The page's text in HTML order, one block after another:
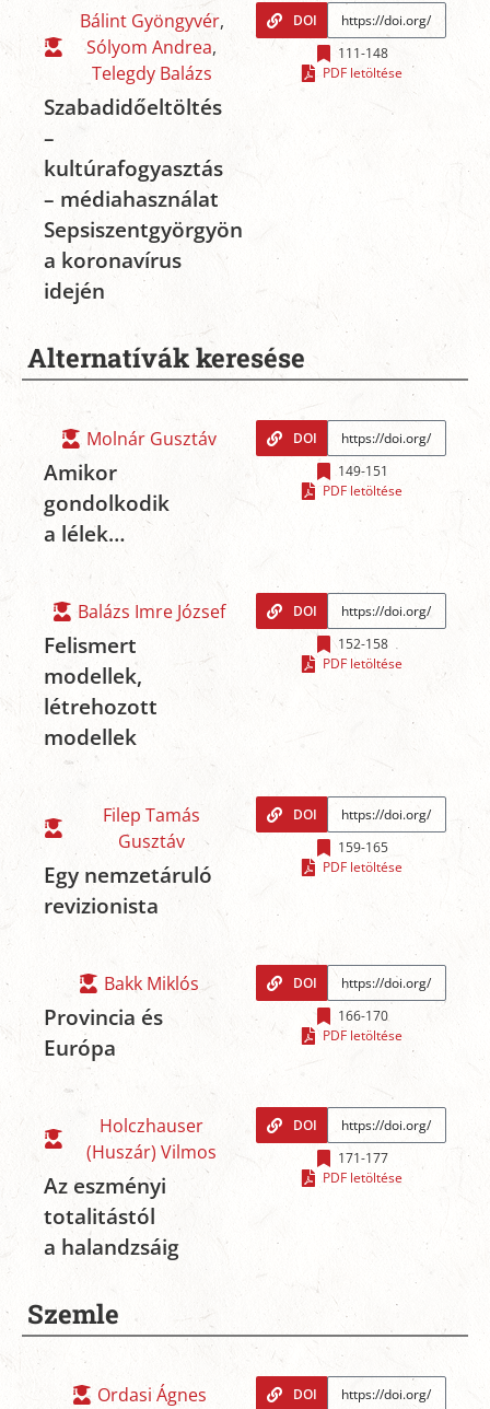
Bálint Gyöngyvér,
Sólyom Andrea,
Telegdy Balázs
Szabadidőeltöltés
–
kultúrafogyasztás
– médiahasználat
Sepsiszentgyörgyön
a koronavírus
idején
DOI
111-148
PDF letöltése
Alternatívák keresése
Molnár Gusztáv
Amikor
gondolkodik
a lélek…
DOI
149-151
PDF letöltése
Balázs Imre József
Felismert
modellek,
létrehozott
modellek
DOI
152-158
PDF letöltése
Filep Tamás
Gusztáv
Egy nemzetáruló
revizionista
DOI
159-165
PDF letöltése
Bakk Miklós
Provincia és
Európa
DOI
166-170
PDF letöltése
Holczhauser
(Huszár) Vilmos
Az eszményi
totalitástól
a halandzsáig
DOI
171-177
PDF letöltése
Szemle
Ordasi Ágnes DOI